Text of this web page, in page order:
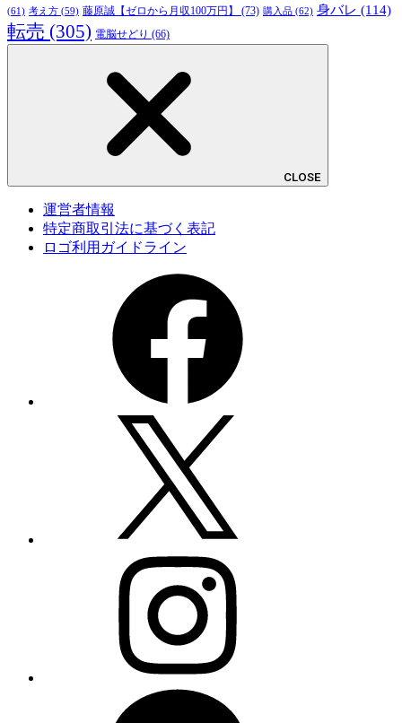
(61) 考え方 (59) 藤原誠【ゼロから月収100万円】 (73) 購入品 (62) 身バレ (114)
転売 (305) 電脳せどり (66)
CLOSE
運営者情報
特定商取引法に基づく表記
ロゴ利用ガイドライン